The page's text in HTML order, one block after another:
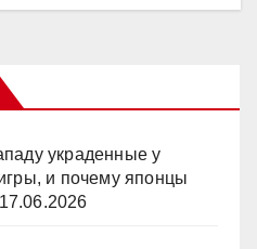
украденные у
и почему японцы
17.06.2026